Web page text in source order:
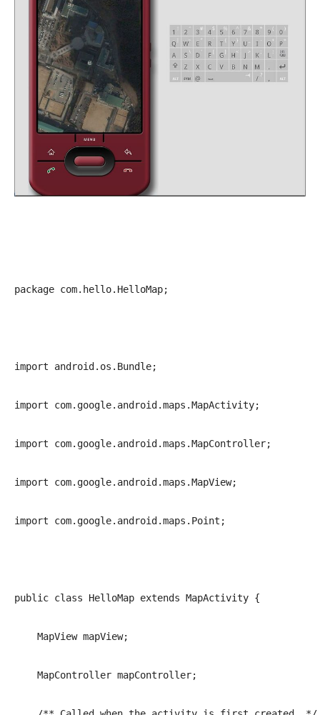
package com.hello.HelloMap;
import android.os.Bundle;
import com.google.android.maps.MapActivity;
import com.google.android.maps.MapController;
import com.google.android.maps.MapView;
import com.google.android.maps.Point;
public class HelloMap extends MapActivity {
    MapView mapView;
    MapController mapController;